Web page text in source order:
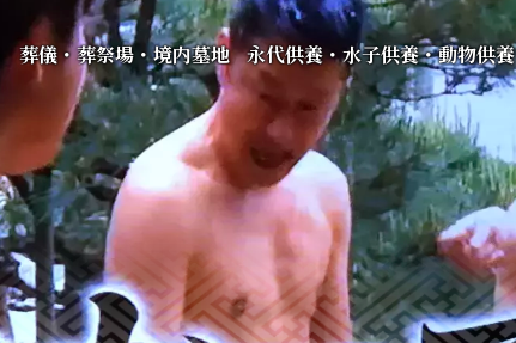
葬儀・葬祭場・境内墓地 永代供養・水子供養・動物供養